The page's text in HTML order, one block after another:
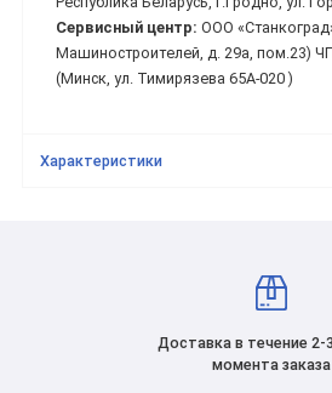
Сервисный центр: ООО
Машиностроителей, д. 29а, пом.23)
(Минск, ул. Тимирязева 65А-020 )
Характеристики
Доставка в течение 2-
момента заказа